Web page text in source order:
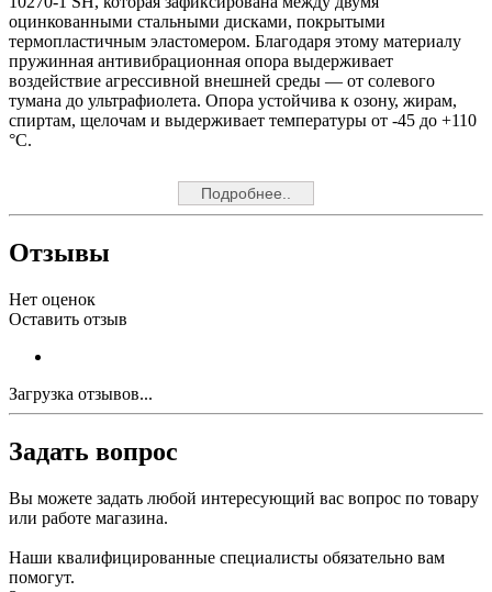
оцинкованными стальными дисками, покрытыми
термопластичным эластомером. Благодаря этому материалу
пружинная антивибрационная опора выдерживает
воздействие агрессивной внешней среды — от солевого
тумана до ультрафиолета. Опора устойчива к озону, жирам,
спиртам, щелочам и выдерживает температуры от -45 до +110
°C.
Подробнее..
Отзывы
Нет оценок
Оставить отзыв
Загрузка отзывов...
Задать вопрос
Вы можете задать любой интересующий вас вопрос по товару
или работе магазина.
Наши квалифицированные специалисты обязательно вам
помогут.